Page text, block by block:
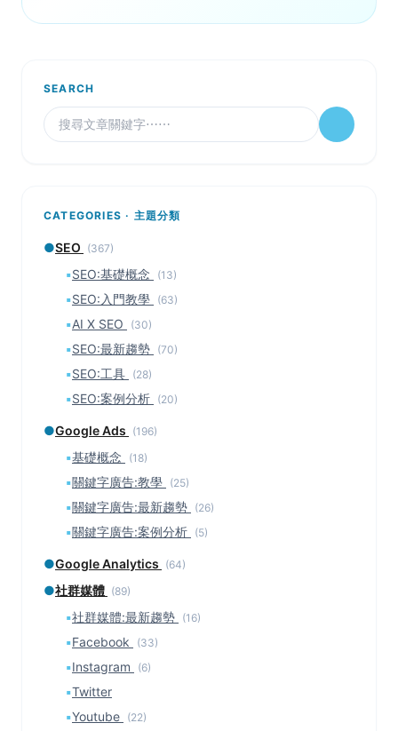
SEARCH
CATEGORIES · 主題分類
●SEO (367)
▪SEO:基礎概念 (13)
▪SEO:入門教學 (63)
▪AI X SEO (30)
▪SEO:最新趨勢 (70)
▪SEO:工具 (28)
▪SEO:案例分析 (20)
●Google Ads (196)
▪基礎概念 (18)
▪關鍵字廣告:教學 (25)
▪關鍵字廣告:最新趨勢 (26)
▪關鍵字廣告:案例分析 (5)
●Google Analytics (64)
●社群媒體 (89)
▪社群媒體:最新趨勢 (16)
▪Facebook (33)
▪Instagram (6)
▪Twitter
▪Youtube (22)